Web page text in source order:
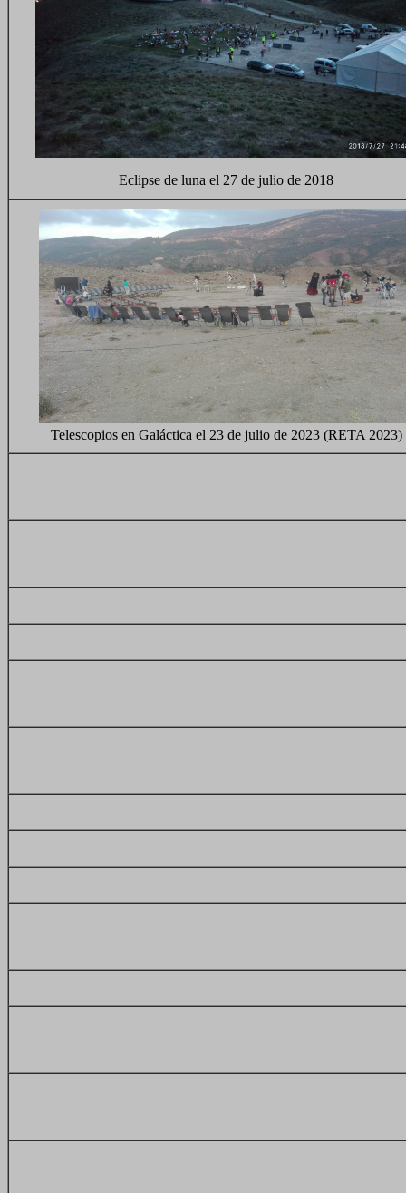
Eclipse de luna el 27 de julio de 2018
Telescopios en Galáctica el 23 de julio de 2023 (RETA 2023)